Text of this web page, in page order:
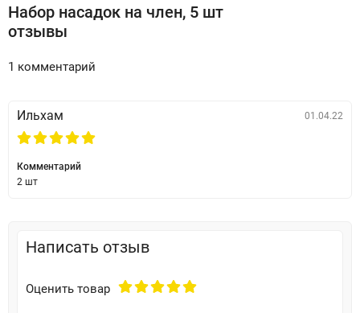
Набор насадок на член, 5 шт
отзывы
1 комментарий
Ильхам 01.04.22
Комментарий
2 шт
Написать отзыв
Оценить товар